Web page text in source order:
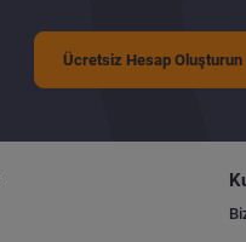
Ücretsiz Hesap Oluşturun